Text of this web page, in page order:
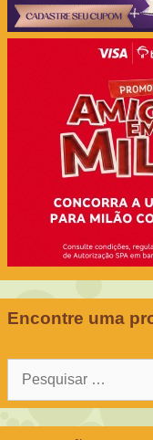
Encontre uma
Pesquisar